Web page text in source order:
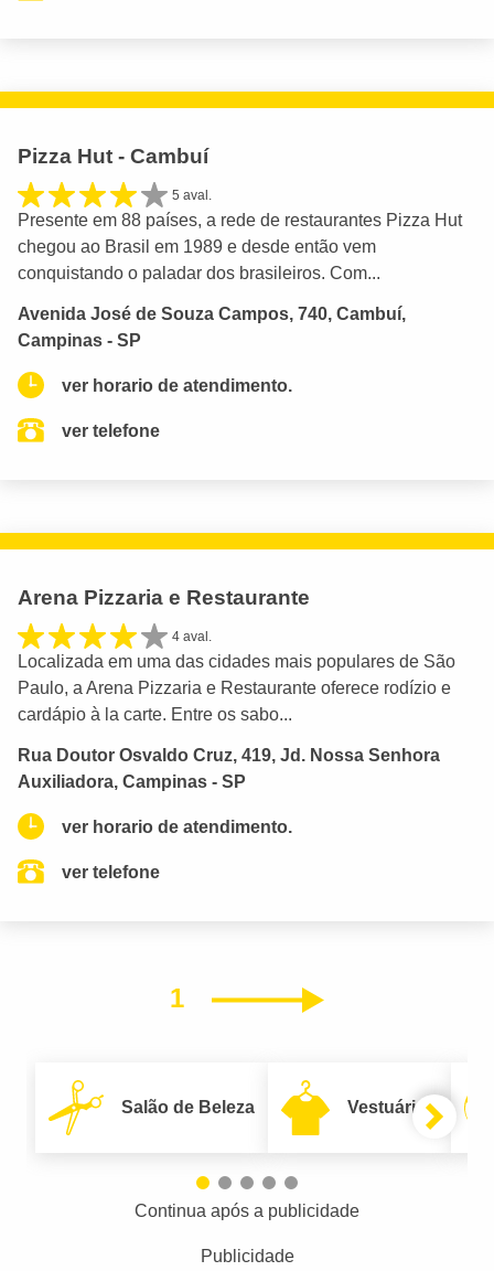
Pizza Hut - Cambuí
5 aval.
Presente em 88 países, a rede de restaurantes Pizza Hut
chegou ao Brasil em 1989 e desde então vem
conquistando o paladar dos brasileiros. Com...
Avenida José de Souza Campos, 740, Cambuí,
Campinas - SP
ver horario de atendimento.
ver telefone
Arena Pizzaria e Restaurante
4 aval.
Localizada em uma das cidades mais populares de São
Paulo, a Arena Pizzaria e Restaurante oferece rodízio e
cardápio à la carte. Entre os sabo...
Rua Doutor Osvaldo Cruz, 419, Jd. Nossa Senhora
Auxiliadora, Campinas - SP
ver horario de atendimento.
ver telefone
1 Próximo
Salão de Beleza Vestuário
Continua após a publicidade
Publicidade